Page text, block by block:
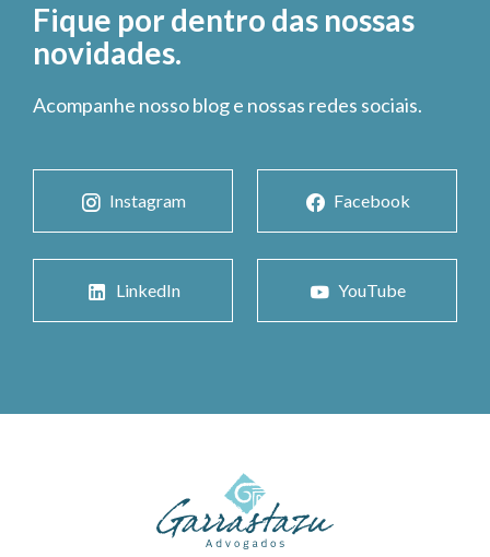
Fique por dentro das nossas
novidades.
Acompanhe nosso blog e nossas redes sociais.
Instagram Facebook
LinkedIn YouTube